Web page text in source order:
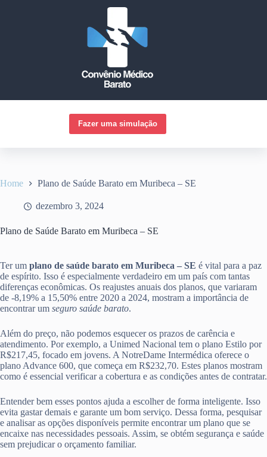
Fazer uma simulação
Home Plano de Saúde Barato em Muribeca – SE
dezembro 3, 2024
Plano de Saúde Barato em Muribeca – SE
Ter um plano de saúde barato em Muribeca – SE é vital para a paz
de espírito. Isso é especialmente verdadeiro em um país com tantas
diferenças econômicas. Os reajustes anuais dos planos, que variaram
de -8,19% a 15,50% entre 2020 a 2024, mostram a importância de
encontrar um seguro saúde barato.
Além do preço, não podemos esquecer os prazos de carência e
atendimento. Por exemplo, a Unimed Nacional tem o plano Estilo por
R$217,45, focado em jovens. A NotreDame Intermédica oferece o
plano Advance 600, que começa em R$232,70. Estes planos mostram
como é essencial verificar a cobertura e as condições antes de contratar.
Entender bem esses pontos ajuda a escolher de forma inteligente. Isso
evita gastar demais e garante um bom serviço. Dessa forma, pesquisar
e analisar as opções disponíveis permite encontrar um plano que se
encaixe nas necessidades pessoais. Assim, se obtém segurança e saúde
sem prejudicar o orçamento familiar.